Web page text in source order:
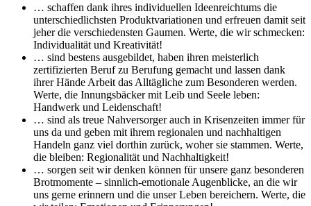
… schaffen dank ihres individuellen Ideenreichtums die
unterschiedlichsten Produktvariationen und erfreuen damit seit
jeher die verschiedensten Gaumen. Werte, die wir schmecken:
Individualität und Kreativität!
… sind bestens ausgebildet, haben ihren meisterlich
zertifizierten Beruf zu Berufung gemacht und lassen dank
ihrer Hände Arbeit das Alltägliche zum Besonderen werden.
Werte, die Innungsbäcker mit Leib und Seele leben:
Handwerk und Leidenschaft!
… sind als treue Nahversorger auch in Krisenzeiten immer für
uns da und geben mit ihrem regionalen und nachhaltigen
Handeln ganz viel dorthin zurück, woher sie stammen. Werte,
die bleiben: Regionalität und Nachhaltigkeit!
… sorgen seit wir denken können für unsere ganz besonderen
Brotmomente – sinnlich-emotionale Augenblicke, an die wir
uns gerne erinnern und die unser Leben bereichern. Werte, die